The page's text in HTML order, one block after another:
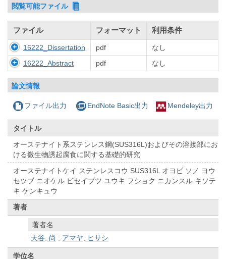
閲覧可能ファイル
ファイル フォーマット 利用条件
16222_Dissertation pdf
なし
16222_Abstract
pdf なし
論文情報
ファイル出力 EndNote Basic出力 Mendeley出力
タイトル
オーステナイト系ステンレス鋼(SUS316L)およびその溶接部にお
ける微生物誘起腐食に関する基礎的研究
オーステナイトケイ ステンレスコウ SUS316L オヨビ ソノ ヨウ
セツブ ニオケル ビセイブツ ユウキ フショク ニカンスル キソテ
キ ケンキュウ
著者
著者名
天谷, 尚 ; アマヤ, ヒサシ
学位名